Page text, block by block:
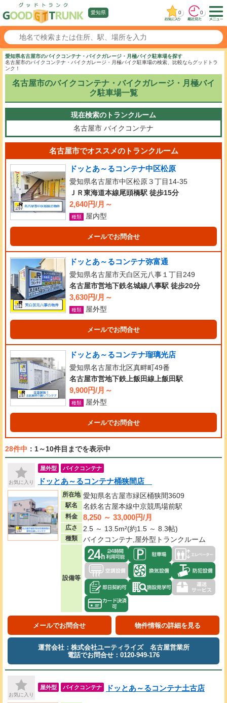
愛知県 0 0
愛知県名古屋市のバイクコンテナ・バイクガレージ・月極バイク駐車場を探す
名古屋市のバイクコンテナ・バイクガレージ・月極バイク駐車場の検索、比較ならグッドトラ
ンク！
名古屋市のバイクコンテナ・バイクガレージ・月極バイ
ク駐車場一覧
現在検索のトランクルーム
名古屋市 バイクコンテナ
名古屋市でオススメのトランクルーム
ドッとあ～るコンテナ中区松原
愛知県名古屋市中区松原３丁目14-35
ＪＲ東海道本線尾頭橋駅 徒歩15分
2,640円/月～
種類 屋内型
メールでお問合せ
ドッとあ～るコンテナ弥富通
愛知県名古屋市天白区元八事１丁目249
名古屋市営地下鉄名城線八事駅 徒歩20分
3,630円/月～
種類 屋外型
メールでお問合せ
ドッとあ～るコンテナ瑠璃光店
愛知県名古屋市北区真畔町49番
名古屋市営地下鉄上飯田線上飯田駅
9,900円/月～
種類 屋外型
メールでお問合せ
28件中 ：1～10件目までを表示中
お気に入り
屋外型 バイクコンテナ
ドッとあ～るコンテナ桶狭間店
所在地 愛知県名古屋市緑区桶狭間3609
駅名 名鉄名古屋本線中京競馬場前駅
料金 8,250 ～ 33,000円/月
広さ 2.5 ～ 13.5m²(約1.5 ～ 8.3帖)
種類 バイクコンテナ,屋外型トランクルーム
設備等
メールでお問合せ 物件情報の詳細を見る
運営会社：株式会社ユーティライズ 名古屋営業所
電話でお問合せ：0120-949-176
お気に入り
屋外型 バイクコンテナ ドッとあ～るコンテナ土古店